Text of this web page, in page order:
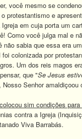
você mesmo se
protestantismo e
em cuja porta um
Como você julga mal e
sabia que essa era
colonizada por
Um dos reis magos
que "Se Jesus
Senhor amaldiçoou
sim condições
contra a Igreja
Viva Barrabás.